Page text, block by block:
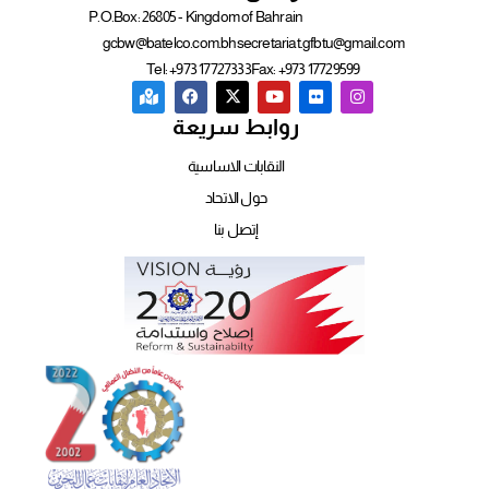
P.O.Box: 26805 - Kingdom of Bahrain
gcbw@batelco.com.bhsecretariat.gfbtu@gmail.com
Tel: +973 17727333Fax: +973 17729599
روابط سريعة
النقابات الاساسية
حول الاتحاد
إتصل بنا